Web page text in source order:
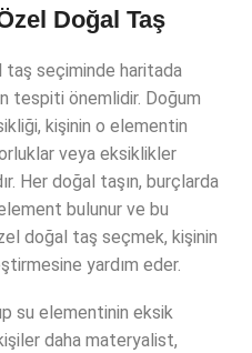
Doğal Taş
taş seçiminde haritada
tespiti önemlidir. Doğum
kişinin o elementin
veya eksiklikler
Her doğal taşın, burçlarda
bulunur ve bu
doğal taş seçmek, kişinin
yardım eder.
su elementinin eksik
daha materyalist,